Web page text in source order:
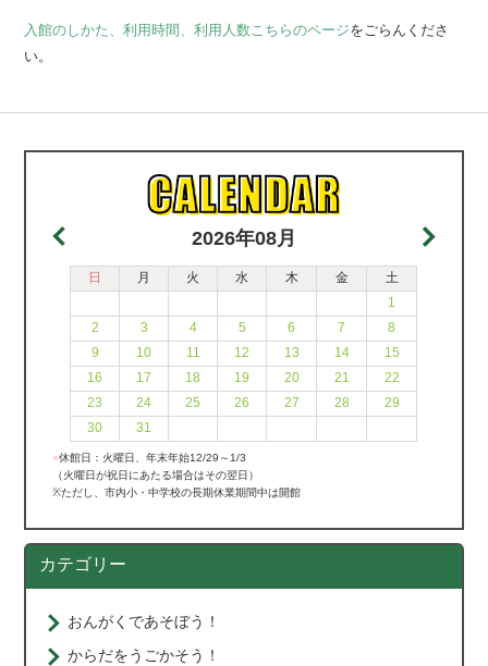
入館のしかた、利用時間、利用人数 こちらのページをごらんくださ
い。
2026年08月
日 月 火 水 木 金
土
1
2
3 4 5 6 7
8
9
10 11 12 13 14
15
16
17 18 19 20 21
22
23
24 25 26 27 28
29
30
31
●休館日：火曜日、年末年始12/29～1/3
（火曜日が祝日にあたる場合はその翌日）
※ただし、市内小・中学校の長期休業期間中は開館
カテゴリー
おんがくであそぼう！
からだをうごかそう！